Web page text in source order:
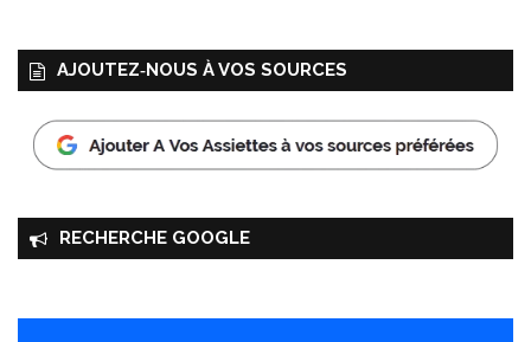
AJOUTEZ‑NOUS À VOS SOURCES
RECHERCHE GOOGLE